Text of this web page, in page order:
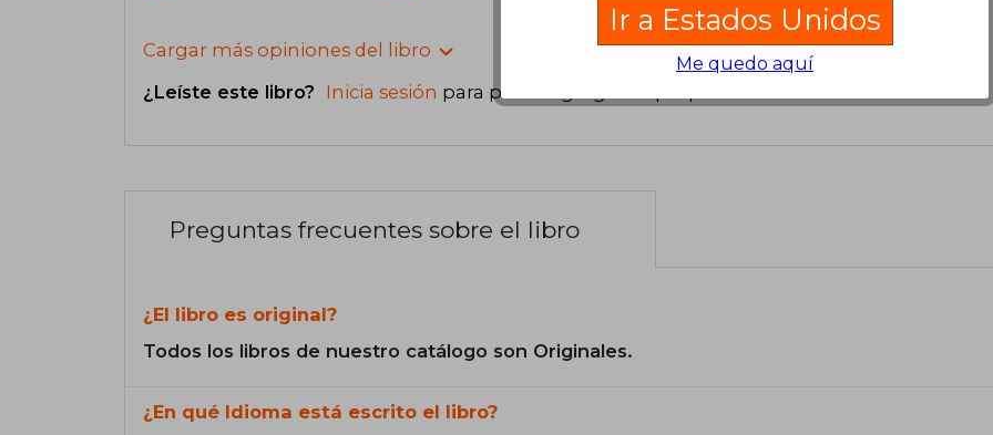
Cargar más opiniones del libro
¿Leíste este libro? Inicia sesión para poder agregar tu propia evaluación
Preguntas frecuentes sobre el libro
¿El libro es original?
Todos los libros de nuestro catálogo son Originales.
¿En qué Idioma está escrito el libro?
Ir a Estados Unidos
Me quedo aquí